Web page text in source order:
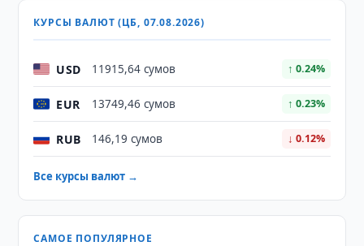
КУРСЫ ВАЛЮТ (ЦБ, 07.08.2026)
USD 11915,64 сумов ↑ 0.24%
EUR 13749,46 сумов ↑ 0.23%
RUB 146,19 сумов ↓ 0.12%
Все курсы валют →
САМОЕ ПОПУЛЯРНОЕ